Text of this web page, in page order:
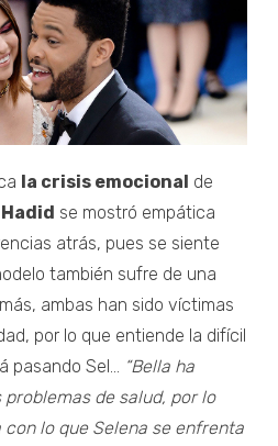
la crisis emocional de
se mostró empática
atrás, pues se siente
también sufre de una
ambas han sido víctimas
por lo que entiende la difícil
pasando Sel... “Bella ha
de salud, por lo
lo que Selena se enfrenta